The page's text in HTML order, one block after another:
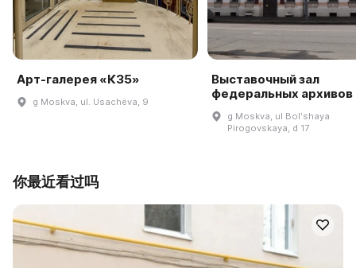
Арт-галерея «К35»
g Moskva, ul. Usachëva, 9
Выставочный зал
федеральных архивов
g Moskva, ul Bolʹshaya
Pirogovskaya, d 17
你最近看过吗